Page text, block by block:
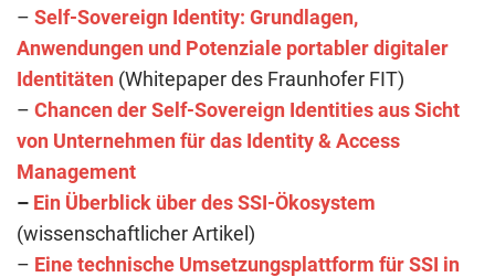
– Self-Sovereign Identity: Grundlagen,
Anwendungen und Potenziale portabler digitaler
Identitäten (Whitepaper des Fraunhofer FIT)
– Chancen der Self-Sovereign Identities aus Sicht
von Unternehmen für das Identity & Access
Management
– Ein Überblick über des SSI-Ökosystem
(wissenschaftlicher Artikel)
– Eine technische Umsetzungsplattform für SSI in